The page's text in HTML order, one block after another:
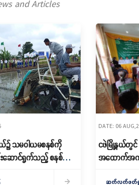
and Articles
ယ်၌ သမဝါယမစနစ်ကို
းဆောင်ရွက်သည့် စနစ်ကျ
DATE: 06
ငဖဲမြို့နယ်တွင်
အထောက်အ
ဆက်လက်ဖတ်